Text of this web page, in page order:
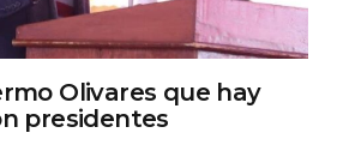
Olivares que hay
presidentes